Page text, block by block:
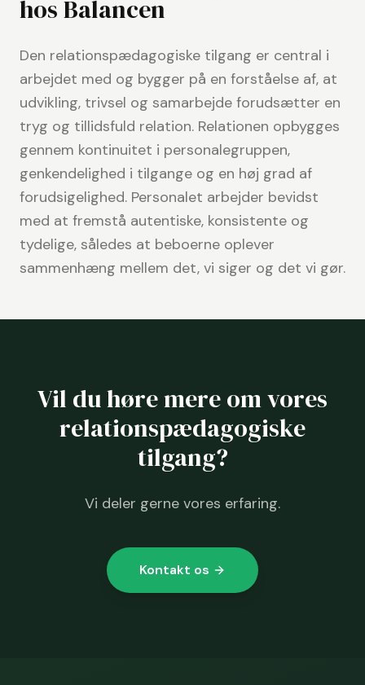
hos Balancen
Den relationspædagogiske tilgang er central i
arbejdet med og bygger på en forståelse af, at
udvikling, trivsel og samarbejde forudsætter en
tryg og tillidsfuld relation. Relationen opbygges
gennem kontinuitet i personalegruppen,
genkendelighed i tilgange og en høj grad af
forudsigelighed. Personalet arbejder bevidst
med at fremstå autentiske, konsistente og
tydelige, således at beboerne oplever
sammenhæng mellem det, vi siger og det vi gør.
Vil du høre mere om vores
relationspædagogiske
tilgang?
Vi deler gerne vores erfaring.
Kontakt os